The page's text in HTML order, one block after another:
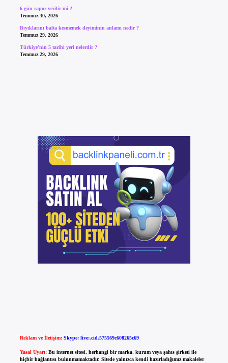
6 gün rapor verilir mi ?
Temmuz 30, 2026
Bıyıklarını balta kesmemek deyiminin anlamı nedir ?
Temmuz 29, 2026
Türkiye’nin 5 tarihi yeri nelerdir ?
Temmuz 29, 2026
Reklam ve İletişim: Skype: live:.cid.575569c608265c69
Yasal Uyarı: Bu internet sitesi, herhangi bir marka, kurum veya şahıs şirketi ile
hiçbir bağlantısı bulunmamaktadır. Sitede yalnızca kendi hazırladığımız makaleler